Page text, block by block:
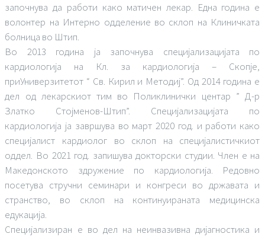
започнува да работи како матичен лекар. Една година е
волонтер на Интерно одделение во склоп на Клиничката
болница во Штип.
Во 2013 година ја започнува специјализацијата по
кардиологија на Кл. за кардиологија – Скопје,
приУниверзитетот “ Св. Кирил и Методиј”. Од 2014 година е
дел од лекарскиот тим во Поликлинички центар ” Д-р
Златко Стојменов-Штип”. Специјализацијата по
кардиологија ја завршува во март 2020 год. и работи како
специјалист кардиолог во склоп на специјалистичкиот
оддел. Во 2021 год. запишува докторски студии. Член е на
Македонското здружение по кардиологија. Редовно
посетува стручни семинари и конгреси во државата и
странство, во склоп на континуираната медицинска
едукација.
Специјализиран е во дел на неинвазивна дијагностика и